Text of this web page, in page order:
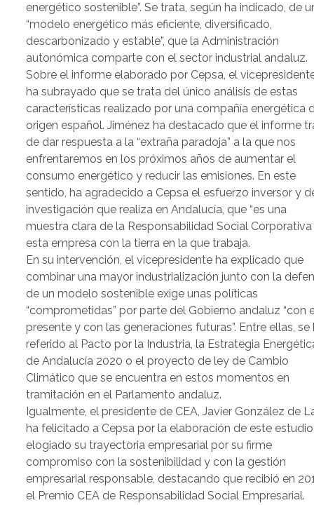
energético sostenible”. Se trata, según ha indicado, de
“modelo energético más eficiente, diversificado,
descarbonizado y estable”, que la Administración
autonómica comparte con el sector industrial andaluz.
Sobre el informe elaborado por Cepsa, el
ha subrayado que se trata del único análisis de estas
características realizado por una compañía energética
origen español. Jiménez ha destacado que el informe
de dar respuesta a la “extraña paradoja” a la que nos
enfrentaremos en los próximos años de aumentar el
consumo energético y reducir las emisiones. En este
sentido, ha agradecido a Cepsa el esfuerzo inversor y
investigación que realiza en Andalucía, que “es una
muestra clara de la Responsabilidad Social
esta empresa con la tierra en la que trabaja.
En su intervención, el vicepresidente ha explicado que
combinar una mayor industrialización junto con la
de un modelo sostenible exige unas políticas
“comprometidas” por parte del Gobierno andaluz “con
presente y con las generaciones futuras”. Entre ellas, se
referido al Pacto por la Industria, la Estrategia
de Andalucía 2020 o el proyecto de ley de Cambio
Climático que se encuentra en estos momentos en
tramitación en el Parlamento andaluz.
Igualmente, el presidente de CEA, Javier González de
ha felicitado a Cepsa por la elaboración de este
elogiado su trayectoria empresarial por su firme
compromiso con la sostenibilidad y con la gestión
empresarial responsable, destacando que recibió en
el Premio CEA de Responsabilidad Social Empresarial.